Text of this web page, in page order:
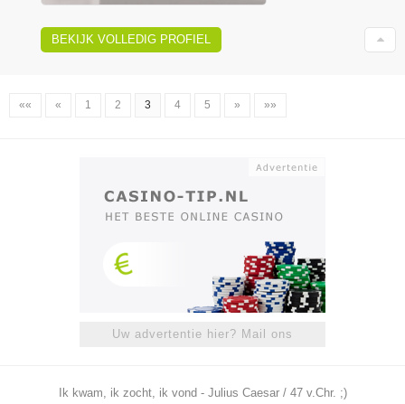
BEKIJK VOLLEDIG PROFIEL
«« « 1 2 3 4 5 » »»
Uw advertentie hier? Mail ons
Ik kwam, ik zocht, ik vond - Julius Caesar / 47 v.Chr. ;)